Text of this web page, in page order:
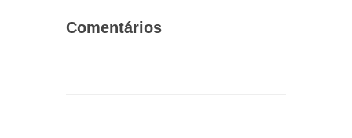
Comentários